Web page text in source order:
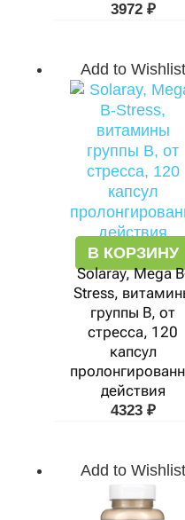
3972 ₽
Add to Wishlist
В КОРЗИНУ
Solaray, Mega
Stress,
группы В, от
стресса, 120
капсул
действия
4323 ₽
Add to Wishlist